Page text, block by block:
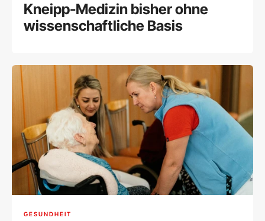
Kneipp-Medizin bisher ohne
wissenschaftliche Basis
GESUNDHEIT